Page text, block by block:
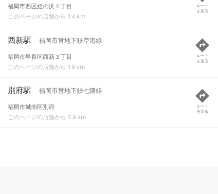
福岡市西区姪の浜４丁目
このページの店舗から 1.4 km
ルート
を見る
西新駅 福岡市営地下鉄空港線
福岡市早良区西新３丁目
このページの店舗から 1.9 km
ルート
を見る
別府駅 福岡市営地下鉄七隈線
福岡市城南区別府
このページの店舗から 2.9 km
ルート
を見る